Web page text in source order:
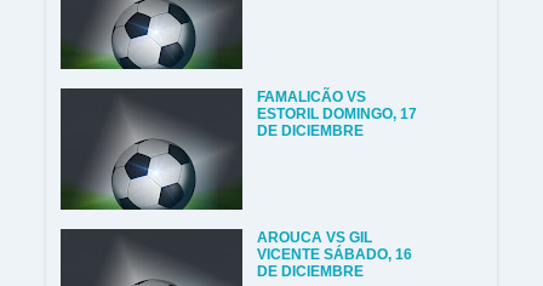
FAMALICÃO VS
ESTORIL DOMINGO, 17
DE DICIEMBRE
AROUCA VS GIL
VICENTE SÁBADO, 16
DE DICIEMBRE